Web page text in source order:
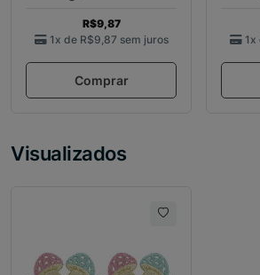
R$9,87
1x de R$9,87 sem juros
Comprar
1x
Visualizados